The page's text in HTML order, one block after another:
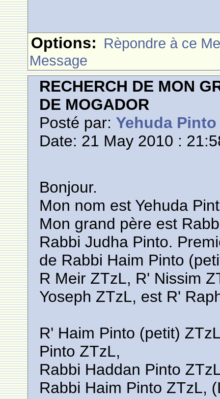
Options: Rèpondre à ce
Message
RECHERCH DE MON
DE MOGADOR
Posté par: Yehuda Pinto
Date: 21 May 2010 :
Bonjour.
Mon nom est Yehuda
Mon grand père est
Rabbi Judha Pinto.
de Rabbi Haim Pinto
R Meir ZTzL, R' Nissim
Yoseph ZTzL, est R'
R' Haim Pinto (petit)
Pinto ZTzL,
Rabbi Haddan Pinto
Rabbi Haim Pinto ZTzL,